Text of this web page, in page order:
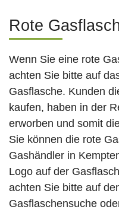
Rote
Wenn Sie eine rote
achten Sie bitte auf
Gasflasche. Kunden
kaufen, haben in der
erworben und somit
Sie können die rote
Gashändler in
Logo auf der
achten Sie bitte auf
Gasflaschensuche